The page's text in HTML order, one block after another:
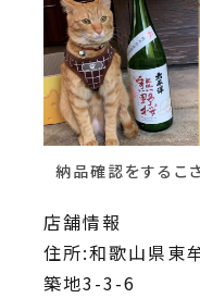
納品確認をするこ
店舗情報
住所:和歌山県東
築地3-3-6